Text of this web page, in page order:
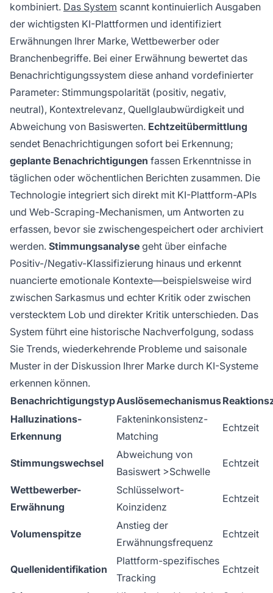
kombiniert. Das System scannt kontinuierlich Ausgaben
der wichtigsten KI-Plattformen und identifiziert
Erwähnungen Ihrer Marke, Wettbewerber oder
Branchenbegriffe. Bei einer Erwähnung bewertet das
Benachrichtigungssystem diese anhand vordefinierter
Parameter: Stimmungspolarität (positiv, negativ,
neutral), Kontextrelevanz, Quellglaubwürdigkeit und
Abweichung von Basiswerten. Echtzeitübermittlung
sendet Benachrichtigungen sofort bei Erkennung;
geplante Benachrichtigungen fassen Erkenntnisse in
täglichen oder wöchentlichen Berichten zusammen. Die
Technologie integriert sich direkt mit KI-Plattform-APIs
und Web-Scraping-Mechanismen, um Antworten zu
erfassen, bevor sie zwischengespeichert oder archiviert
werden. Stimmungsanalyse geht über einfache
Positiv-/Negativ-Klassifizierung hinaus und erkennt
nuancierte emotionale Kontexte—beispielsweise wird
zwischen Sarkasmus und echter Kritik oder zwischen
verstecktem Lob und direkter Kritik unterschieden. Das
System führt eine historische Nachverfolgung, sodass
Sie Trends, wiederkehrende Probleme und saisonale
Muster in der Diskussion Ihrer Marke durch KI-Systeme
erkennen können.
BenachrichtigungstypAuslösemechanismus
Halluzinations-
Erkennung
Fakteninkonsistenz-
Matching
Echtzeit
Stimmungswechsel
Abweichung von
Basiswert >Schwelle
Echtzeit
Wettbewerber-
Erwähnung
Schlüsselwort-
Koinzidenz
Echtzeit
Volumenspitze
Anstieg der
Erwähnungsfrequenz
Echtzeit
Quellenidentifikation
Plattform-spezifisches
Tracking
Echtzeit